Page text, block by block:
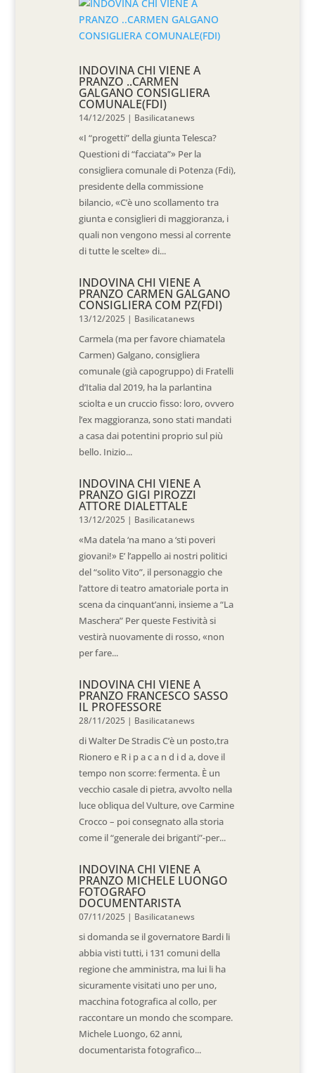
INDOVINA CHI VIENE A
PRANZO ..CARMEN
GALGANO CONSIGLIERA
COMUNALE(FDI)
14/12/2025 | Basilicatanews
«I “progetti” della giunta Telesca?
Questioni di “facciata”» Per la
consigliera comunale di Potenza (Fdi),
presidente della commissione
bilancio, «C’è uno scollamento tra
giunta e consiglieri di maggioranza, i
quali non vengono messi al corrente
di tutte le scelte» di...
INDOVINA CHI VIENE A
PRANZO CARMEN GALGANO
CONSIGLIERA COM PZ(FDI)
13/12/2025 | Basilicatanews
Carmela (ma per favore chiamatela
Carmen) Galgano, consigliera
comunale (già capogruppo) di Fratelli
d’Italia dal 2019, ha la parlantina
sciolta e un cruccio fisso: loro, ovvero
l’ex maggioranza, sono stati mandati
a casa dai potentini proprio sul più
bello. Inizio...
INDOVINA CHI VIENE A
PRANZO GIGI PIROZZI
ATTORE DIALETTALE
13/12/2025 | Basilicatanews
«Ma datela ‘na mano a ‘sti poveri
giovani!» E’ l’appello ai nostri politici
del “solito Vito”, il personaggio che
l’attore di teatro amatoriale porta in
scena da cinquant’anni, insieme a “La
Maschera” Per queste Festività si
vestirà nuovamente di rosso, «non
per fare...
INDOVINA CHI VIENE A
PRANZO FRANCESCO SASSO
IL PROFESSORE
28/11/2025 | Basilicatanews
di Walter De Stradis C’è un posto,tra
Rionero e R i p a c a n d i d a, dove il
tempo non scorre: fermenta. È un
vecchio casale di pietra, avvolto nella
luce obliqua del Vulture, ove Carmine
Crocco – poi consegnato alla storia
come il “generale dei briganti”-per...
INDOVINA CHI VIENE A
PRANZO MICHELE LUONGO
FOTOGRAFO
DOCUMENTARISTA
07/11/2025 | Basilicatanews
si domanda se il governatore Bardi li
abbia visti tutti, i 131 comuni della
regione che amministra, ma lui li ha
sicuramente visitati uno per uno,
macchina fotografica al collo, per
raccontare un mondo che scompare.
Michele Luongo, 62 anni,
documentarista fotografico...